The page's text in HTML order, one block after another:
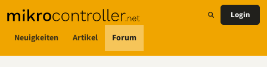
Neuigkeiten Artikel Forum
Login